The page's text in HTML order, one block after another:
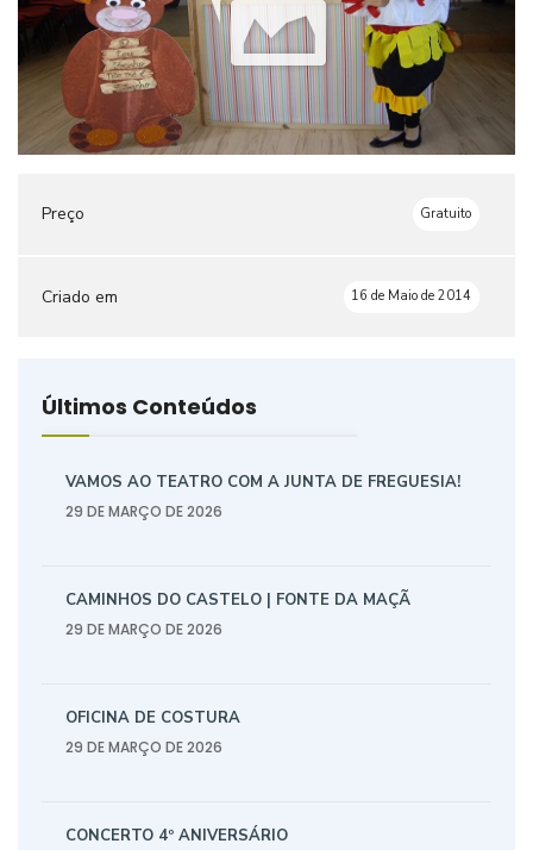
Preço Gratuito
Criado em 16 de Maio de 2014
Últimos Conteúdos
VAMOS AO TEATRO COM A JUNTA DE FREGUESIA!
29 DE MARÇO DE 2026
CAMINHOS DO CASTELO | FONTE DA MAÇÃ
29 DE MARÇO DE 2026
OFICINA DE COSTURA
29 DE MARÇO DE 2026
CONCERTO 4º ANIVERSÁRIO